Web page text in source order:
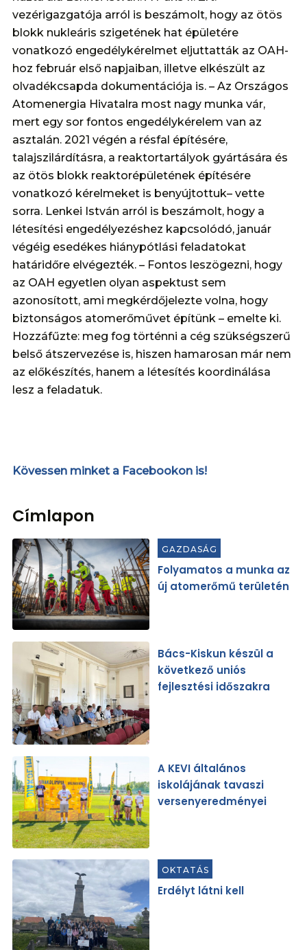
vezérigazgatója arról is beszámolt, hogy az ötös
blokk nukleáris szigetének hat épületére
vonatkozó engedélykérelmet eljuttatták az OAH-
hoz február első napjaiban, illetve elkészült az
olvadékcsapda dokumentációja is. – Az Országos
Atomenergia Hivatalra most nagy munka vár,
mert egy sor fontos engedélykérelem van az
asztalán. 2021 végén a résfal építésére,
talajszilárdításra, a reaktortartályok gyártására és
az ötös blokk reaktorépületének építésére
vonatkozó kérelmeket is benyújtottuk– vette
sorra. Lenkei István arról is beszámolt, hogy a
létesítési engedélyezéshez kapcsolódó, január
végéig esedékes hiánypótlási feladatokat
határidőre elvégezték. – Fontos leszögezni, hogy
az OAH egyetlen olyan aspektust sem
azonosított, ami megkérdőjelezte volna, hogy
biztonságos atomerőművet építünk – emelte ki.
Hozzáfűzte: meg fog történni a cég szükségszerű
belső átszervezése is, hiszen hamarosan már nem
az előkészítés, hanem a létesítés koordinálása
lesz a feladatuk.
Kövessen minket a Facebookon is!
Címlapon
GAZDASÁG
Folyamatos a munka az
új atomerőmű területén
Bács-Kiskun készül a
következő uniós
fejlesztési időszakra
A KEVI általános
iskolájának tavaszi
versenyeredményei
OKTATÁS
Erdélyt látni kell